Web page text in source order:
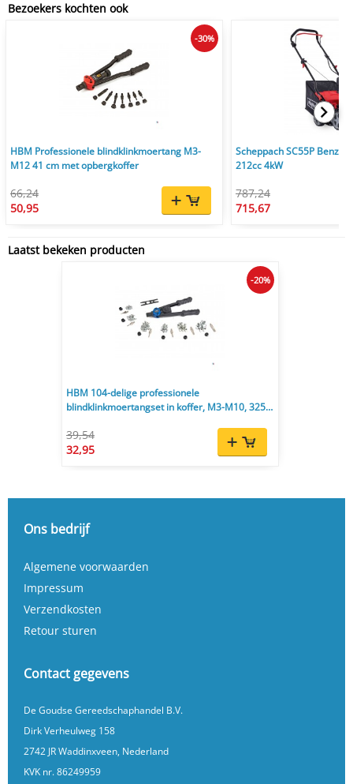
Bezoekers kochten ook
HBM Professionele blindklinkmoertang M3-
M12 41 cm met opbergkoffer
66,24
50,95
-30%
Scheppach SC55P
212cc 4kW
787,24
715,67
Laatst bekeken producten
HBM 104-delige professionele
blindklinkmoertangset in koffer, M3-M10, 325
39,54
32,95
-20%
Ons bedrijf
Algemene voorwaarden
Impressum
Verzendkosten
Retour sturen
Contact gegevens
De Goudse Gereedschaphandel B.V.
Dirk Verheulweg 158
2742 JR Waddinxveen, Nederland
KVK nr. 86249959